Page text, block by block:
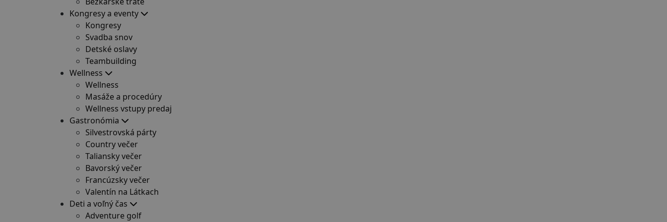
Kongresy a eventy
Kongresy
Svadba snov
Detské oslavy
Teambuilding
Wellness
Wellness
Masáže a procedúry
Wellness vstupy predaj
Gastronómia
Silvestrovská párty
Country večer
Taliansky večer
Bavorský večer
Francúzsky večer
Valentín na Látkach
Deti a voľný čas
Adventure golf